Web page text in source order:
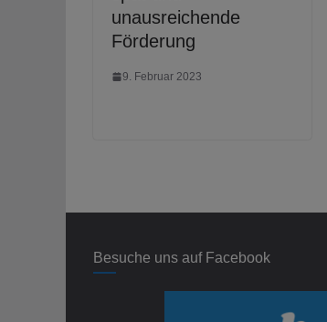
unausreichende
Förderung
9. Februar 2023
Besuche uns auf Facebook